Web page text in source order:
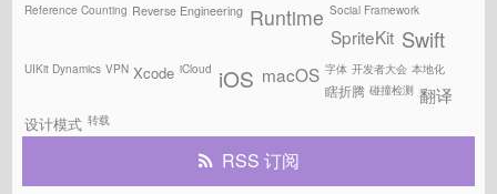
Reference Counting Reverse Engineering Runtime Social Framework
SpriteKit Swift
UIKit Dynamics VPN Xcode iCloud iOS macOS 字体 开发者大会 本地化
瞎折腾 碰撞检测 翻译
设计模式 转载
RSS 订阅